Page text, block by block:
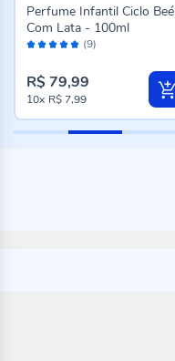
Avaliação: (9)
Perfume Infantil Ciclo Beé
Com Lata - 100ml
R$ 79,99
10x R$ 7,99